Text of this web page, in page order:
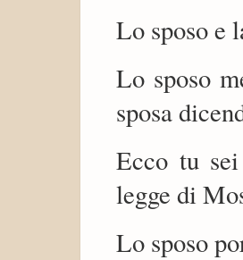
Lo sposo e
Lo sposo
sposa
Ecco tu
legge di
Lo sposo